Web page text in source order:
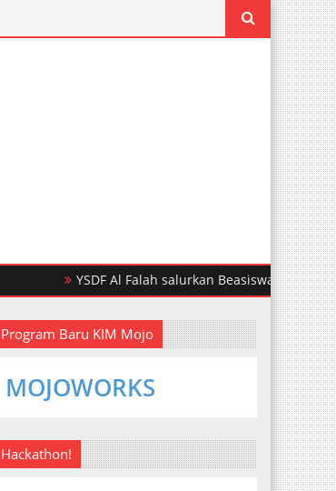
YSDF Al Falah salurkan Beasiswa Pendidikan
Program Baru KIM Mojo
MOJOWORKS
Hackathon!